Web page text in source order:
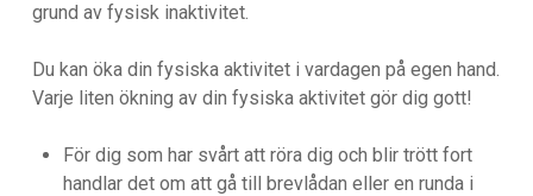
grund av fysisk inaktivitet.
Du kan öka din fysiska aktivitet i vardagen på egen hand.
Varje liten ökning av din fysiska aktivitet gör dig gott!
För dig som har svårt att röra dig och blir trött fort
handlar det om att gå till brevlådan eller en runda i